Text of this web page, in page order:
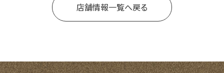
店舗情報一覧へ戻る